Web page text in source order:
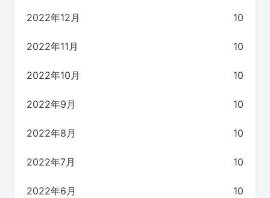
2022年12月 10
2022年11月 10
2022年10月 10
2022年9月 10
2022年8月 10
2022年7月 10
2022年6月 10